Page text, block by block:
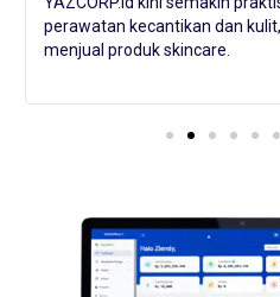
perawatan kecantikan dan
menjual produk skincare.